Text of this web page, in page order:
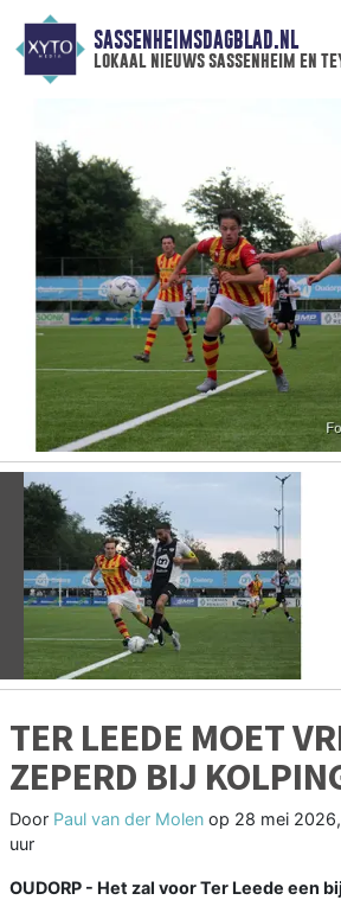
SASSENHEIMSDAGBLAD.NL
lokaal nieuws sassenheim en
Vorige
TER LEEDE MOET
ZEPERD BIJ
Door Paul van der Molen op 28 mei
uur
OUDORP - Het zal voor Ter Leede een